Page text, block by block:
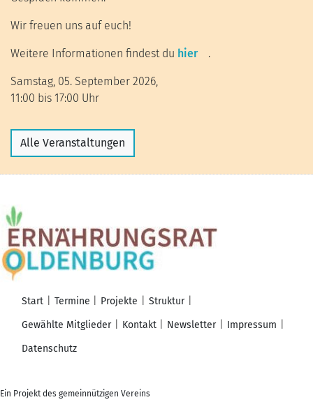
Wir freuen uns auf euch!
Weitere Informationen findest du hier .
Samstag, 05. September 2026,
11:00 bis 17:00 Uhr
Alle Veranstaltungen
Start Termine Projekte
Struktur
Gewählte Mitglieder
Kontakt Newsletter
Impressum
Datenschutz
Ein Projekt des gemeinnützigen Vereins